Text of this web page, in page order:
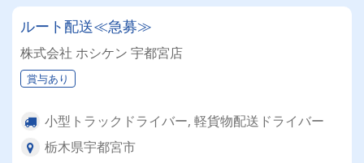
ルート配送≪急募≫
株式会社 ホシケン 宇都宮店
賞与あり
小型トラックドライバー, 軽貨物配送ドライバー
栃木県宇都宮市